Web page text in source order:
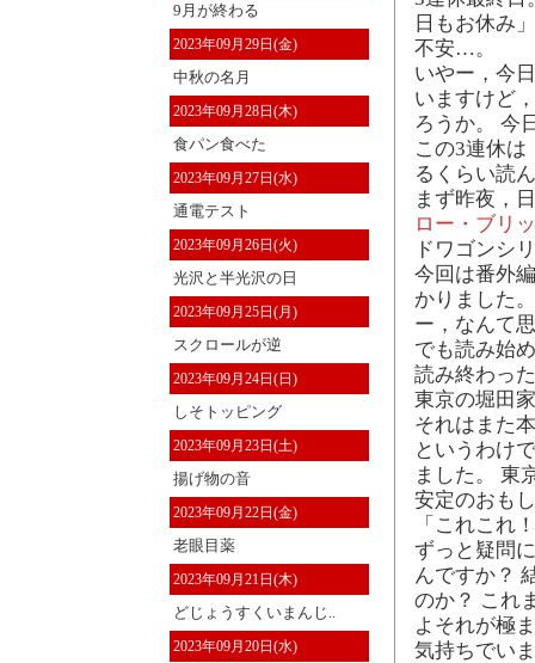
9月が終わる
2023年09月29日(金)
中秋の名月
2023年09月28日(木)
食パン食べた
2023年09月27日(水)
通電テスト
2023年09月26日(火)
光沢と半光沢の日
2023年09月25日(月)
スクロールが逆
2023年09月24日(日)
しそトッピング
2023年09月23日(土)
揚げ物の音
2023年09月22日(金)
老眼目薬
2023年09月21日(木)
どじょうすくいまんじ..
2023年09月20日(水)
日もお休み
不安…。
いやー，今
いますけど
ろうか。 今
この3連休は
るくらい読
まず昨夜，
ロー・ブリ
ドワゴンシ
今回は番外
かりました
ー，なんて
でも読み始
読み終わっ
東京の堀田
それはまた
というわけ
ました。 東
安定のおも
「これこれ
ずっと疑問
んですか？
のか？ これ
よそれが極
気持ちでい